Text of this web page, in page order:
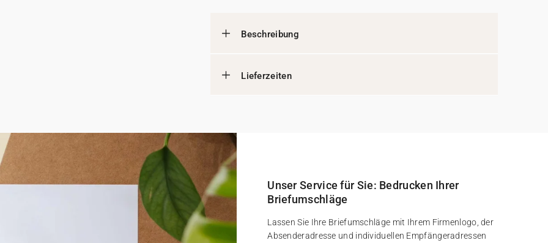
Beschreibung
Lieferzeiten
Unser Service für Sie: Bedrucken Ihrer
Briefumschläge
Lassen Sie Ihre Briefumschläge mit Ihrem Firmenlogo, der
Absenderadresse und individuellen Empfängeradressen